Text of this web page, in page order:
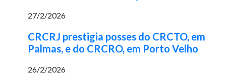
27/2/2026
CRCRJ prestigia posses do CRCTO, em
Palmas, e do CRCRO, em Porto Velho
26/2/2026